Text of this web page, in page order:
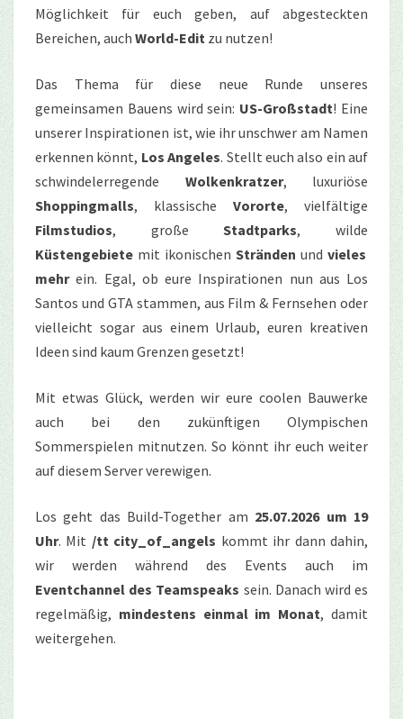
Möglichkeit für euch geben, auf abgesteckten
Bereichen, auch World-Edit zu nutzen!
Das Thema für diese neue Runde unseres
gemeinsamen Bauens wird sein: US-Großstadt! Eine
unserer Inspirationen ist, wie ihr unschwer am Namen
erkennen könnt, Los Angeles. Stellt euch also ein auf
schwindelerregende Wolkenkratzer, luxuriöse
Shoppingmalls, klassische Vororte, vielfältige
Filmstudios, großeStadtparks, wilde
Küstengebiete mit ikonischen Stränden und vieles
mehrein. Egal, ob eure Inspirationen nun aus Los
Santos und GTA stammen, aus Film & Fernsehen oder
vielleicht sogar aus einem Urlaub, euren kreativen
Ideen sind kaum Grenzen gesetzt!
Mit etwas Glück, werden wir eure coolen Bauwerke
auch bei den zukünftigen Olympischen
Sommerspielen mitnutzen. So könnt ihr euch weiter
auf diesem Server verewigen.
Los geht das Build-Together am 25.07.2026 um 19
Uhr. Mit /tt city_of_angels kommt ihr dann dahin,
wir
werden während des Events auch
im
Eventchannel des Teamspeaks sein. Danach wird es
regelmäßig, mindestens einmal im Monat, damit
weitergehen.